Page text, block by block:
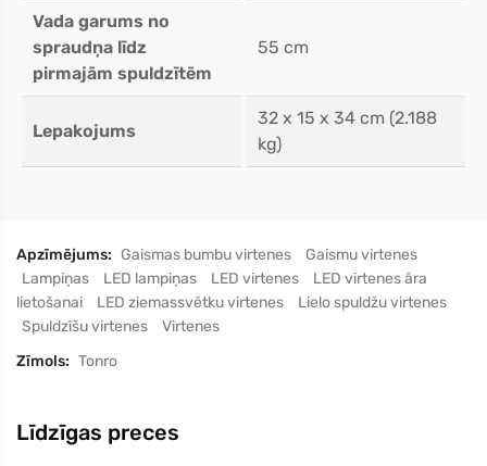
Vada garums no
spraudņa līdz
pirmajām spuldzītēm
55 cm
Lepakojums
32 x 15 x 34 cm (2.188
kg)
Apzīmējums: Gaismas bumbu virtenes
Gaismu virtenes
Lampiņas
LED lampiņas LED virtenes
LED virtenes āra
lietošanai
LED ziemassvētku virtenes
Lielo spuldžu virtenes
Spuldzīšu virtenes
Virtenes
Zīmols: Tonro
Līdzīgas preces